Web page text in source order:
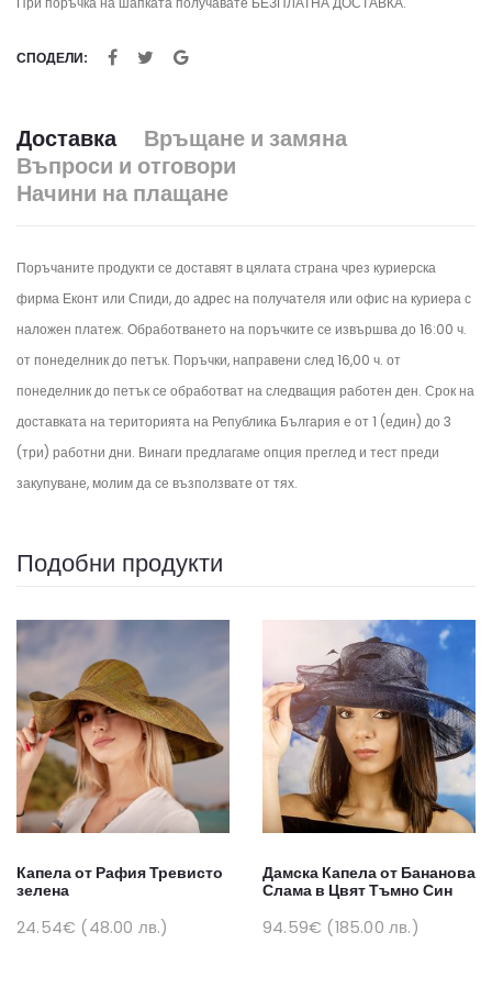
СПОДЕЛИ:
Доставка
Връщане и замяна
Въпроси и отговори
Начини на плащане
Поръчаните продукти се доставят в цялата страна чрез куриерска
фирма Еконт или Спиди, до адрес на получателя или офис на куриера с
наложен платеж. Обработването на поръчките се извършва до 16:00 ч.
от понеделник до петък. Поръчки, направени след 16,00 ч. от
понеделник до петък се обработват на следващия работен ден. Срок на
доставката на територията на Република България е от 1 (един) до 3
(три) работни дни. Винаги предлагаме опция преглед и тест преди
закупуване, молим да се възползвате от тях.
Подобни продукти
Капела от Рафия Тревисто
зелена
24.54€ (48.00 лв.)
Дамска Капела от Бананова
Слама в Цвят Тъмно Син
94.59€ (185.00 лв.)